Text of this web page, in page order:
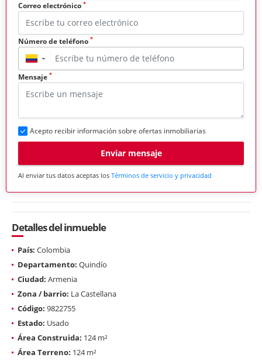
Correo electrónico *
Número de teléfono *
▼
Mensaje *
Acepto recibir información sobre ofertas inmobiliarias
Enviar mensaje
Al enviar tus datos aceptas los Términos de servicio y privacidad
Detalles del inmueble
País: Colombia
Departamento: Quindío
Ciudad: Armenia
Zona / barrio: La Castellana
Código: 9822755
Estado: Usado
Área Construida: 124 m²
Área Terreno: 124 m²